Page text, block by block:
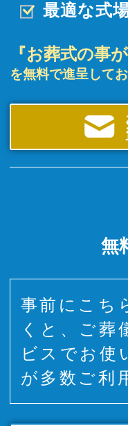
最適な式
『お葬式の事
を無料で進呈してお
無
事前にこち
くと、ご葬
ビスでお使
が多数ご利